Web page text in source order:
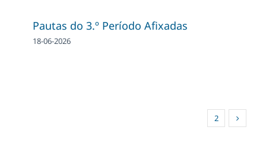
Pautas do 3.º Período Afixadas
18-06-2026
2